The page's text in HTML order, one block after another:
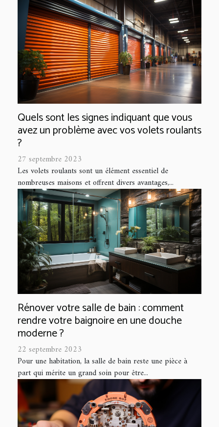
Quels sont les signes indiquant que vous
avez un problème avec vos volets roulants
?
27 septembre 2023
Les volets roulants sont un élément essentiel de
nombreuses maisons et offrent divers avantages,...
Rénover votre salle de bain : comment
rendre votre baignoire en une douche
moderne ?
22 septembre 2023
Pour une habitation, la salle de bain reste une pièce à
part qui mérite un grand soin pour être...